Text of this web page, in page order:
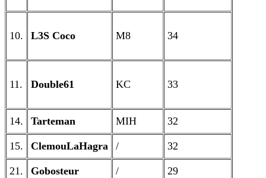
10. L3S Coco M8 34
11. Double61 KC 33
14. Tarteman MIH 32
15. ClemouLaHagra / 32
21. Gobosteur / 29